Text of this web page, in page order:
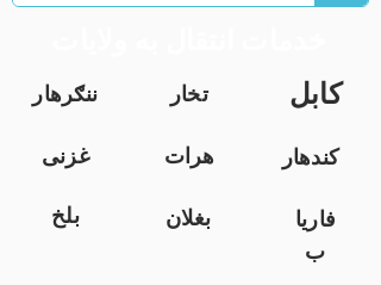
ننګرهار تخار کابل
غزنی هرات
کندهار
بلخ
بغلان
فاریا
ب